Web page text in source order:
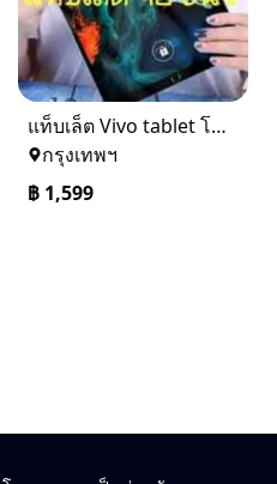
แท็บเล็ต Vivo tablet โทรได้ ราคาถูก จัดส่งฟรี คะแนนรีวิว 4.5 ถือว่าสูง
กรุงเทพฯ
฿ 1,599